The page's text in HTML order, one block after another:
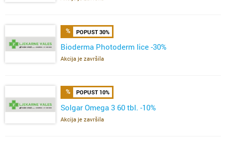
POPUST 30%
Bioderma Photoderm lice -30%
Akcija je završila
POPUST 10%
Solgar Omega 3 60 tbl. -10%
Akcija je završila